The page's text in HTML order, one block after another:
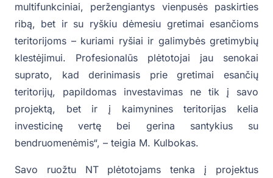
multifunkciniai, peržengiantys vienpusės paskirties
ribą, bet ir su ryškiu dėmesiu gretimai esančioms
teritorijoms – kuriami ryšiai ir galimybės gretimybių
klestėjimui. Profesionalūs plėtotojai jau senokai
suprato, kad derinimasis prie gretimai esančių
teritorijų, papildomas investavimas ne tik į savo
projektą, bet ir į kaimynines teritorijas kelia
investicinę vertę bei gerina santykius su
bendruomenėmis“, – teigia M. Kulbokas.
Savo ruožtu NT plėtotojams tenka į projektus